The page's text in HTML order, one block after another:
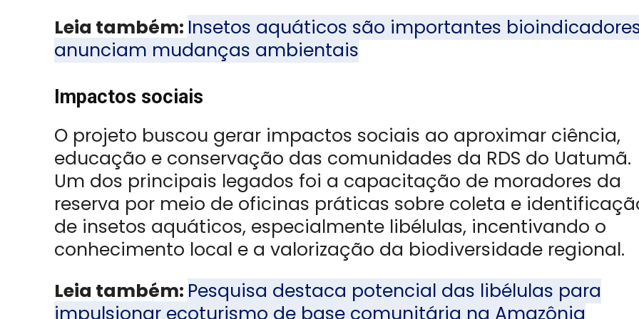
Leia também: Insetos aquáticos são importantes
anunciam mudanças ambientais
Impactos sociais
O projeto buscou gerar impactos sociais ao aproximar ciência,
educação e conservação das comunidades da RDS do Uatumã.
Um dos principais legados foi a capacitação de moradores da
reserva por meio de oficinas práticas sobre coleta e
de insetos aquáticos, especialmente libélulas, incentivando o
conhecimento local e a valorização da biodiversidade regional.
Leia também: Pesquisa destaca potencial das libélulas para
impulsionar ecoturismo de base comunitária na Amazônia